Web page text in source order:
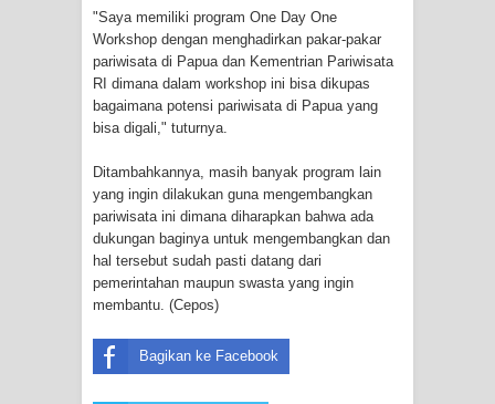
Marthen Medlama Sebut Pemprov
Papua Siapkan 1000 Kuota Beasiswa
Mace
BRI Region 18 Jayapura Salurkan
Bantuan CSR untuk RS Bhayangkara
Polda Papua pada Peringatan Hari
Indonesia Turns Remote Papua
"Saya memiliki program One Day One
Workshop dengan menghadirkan pakar-pakar
pariwisata di Papua dan Kementrian Pariwisata
RI dimana dalam workshop ini bisa dikupas
bagaimana potensi pariwisata di Papua yang
bisa digali," tuturnya.
Ditambahkannya, masih banyak program lain
yang ingin dilakukan guna mengembangkan
pariwisata ini dimana diharapkan bahwa ada
dukungan baginya untuk mengembangkan dan
hal tersebut sudah pasti datang dari
pemerintahan maupun swasta yang ingin
membantu. (Cepos)
Bagikan ke Facebook